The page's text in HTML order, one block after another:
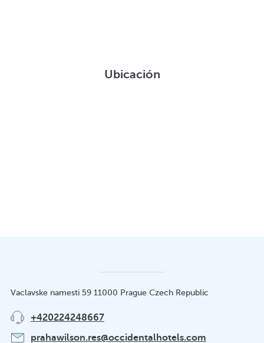
Ubicación
Vaclavske namesti 59 11000 Prague Czech Republic
+420224248667
prahawilson.res@occidentalhotels.com